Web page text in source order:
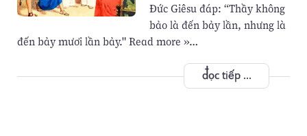
Ðức Giêsu đáp: “Thầy không
bảo là đến bảy lần, nhưng là
đến bảy mươi lần bảy." Read more »…
đọc tiếp ...